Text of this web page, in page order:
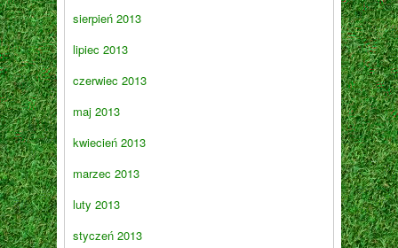
sierpień 2013
lipiec 2013
czerwiec 2013
maj 2013
kwiecień 2013
marzec 2013
luty 2013
styczeń 2013